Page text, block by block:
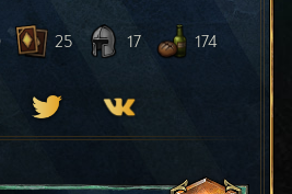
25 17 174